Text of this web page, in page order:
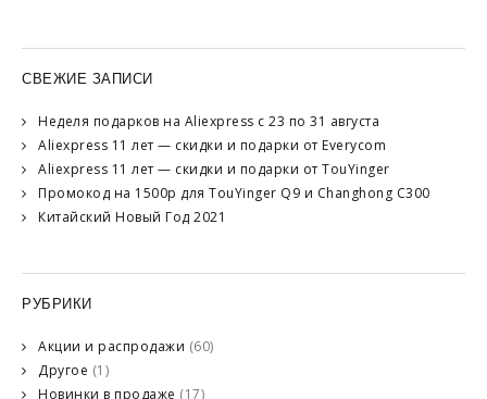
СВЕЖИЕ ЗАПИСИ
Неделя подарков на Aliexpress с 23 по 31 августа
Aliexpress 11 лет — скидки и подарки от Everycom
Aliexpress 11 лет — скидки и подарки от TouYinger
Промокод на 1500р для TouYinger Q9 и Changhong C300
Китайский Новый Год 2021
РУБРИКИ
Акции и распродажи (60)
Другое (1)
Новинки в продаже (17)